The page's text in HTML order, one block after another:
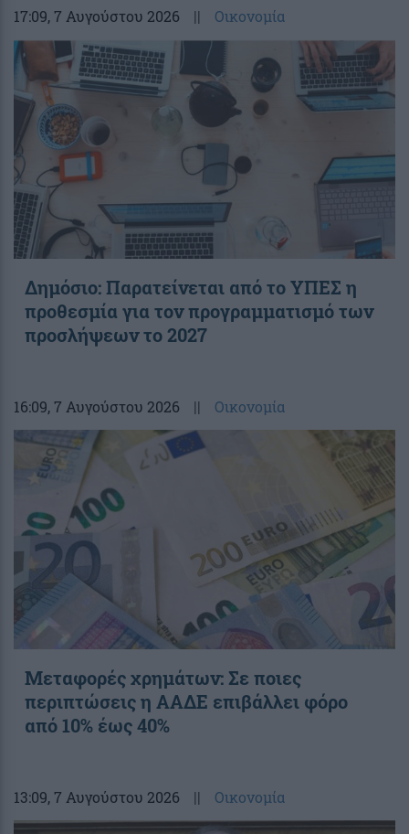
17:09, 7 Αυγούστου 2026 || Οικονομία
Δημόσιο: Παρατείνεται από το ΥΠΕΣ η
προθεσμία για τον προγραμματισμό των
προσλήψεων το 2027
16:09, 7 Αυγούστου 2026 || Οικονομία
Μεταφορές χρημάτων: Σε ποιες
περιπτώσεις η ΑΑΔΕ επιβάλλει φόρο
από 10% έως 40%
13:09, 7 Αυγούστου 2026 || Οικονομία